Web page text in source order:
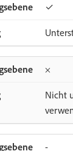
✓
×
Nicht
-